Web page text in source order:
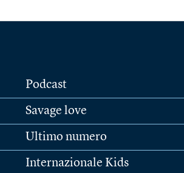
Podcast
Savage love
Ultimo numero
Internazionale Kids